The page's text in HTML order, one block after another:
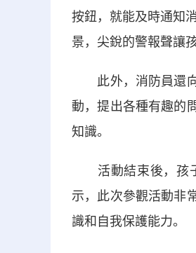
按鈕，就能及時通知
景，尖銳的警報聲讓
此外，消防員還向
動，提出各種有趣的
知識。
活動結束後，孩子
示，此次參觀活動非
識和自我保護能力。